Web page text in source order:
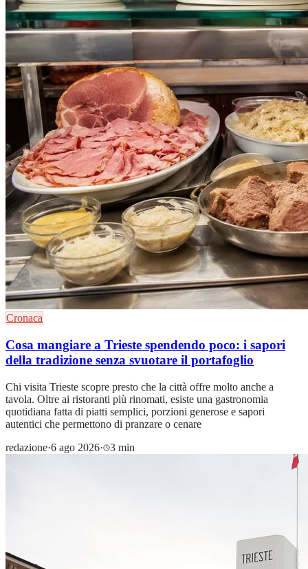
Cronaca
Cosa mangiare a Trieste spendendo poco: i sapori
della tradizione senza svuotare il portafoglio
Chi visita Trieste scopre presto che la città offre molto anche a
tavola. Oltre ai ristoranti più rinomati, esiste una gastronomia
quotidiana fatta di piatti semplici, porzioni generose e sapori
autentici che permettono di pranzare o cenare
redazione·6 ago 2026· 3 min